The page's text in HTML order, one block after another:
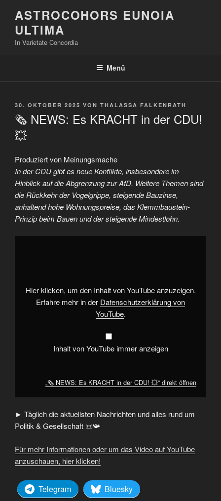
Inhalt
springen
ASTROCOHORS EUNOIA
ULTIMA
In Varietate Concordia
Menü
VERÖFFENTLICHT
AM
30. OKTOBER 2025 VON THALASSA FALKENRATH
🗞️ NEWS: Es KRACHT in der CDU!
💥
Produziert von Meinungsmache
In der CDU gibt es neue Konflikte, insbesondere im
Hinblick auf die Abgrenzung zur AfD. Weitere Themen sind
die Rückkehr der Vogelgrippe, steigende Bauzinse,
anhaltend hohe Wohnungspreise, das Klemmbaustein-
Prinzip beim Bauen und der steigende Mindestlohn.
„🗞️
von
YouTube
anzeigen
Hier klicken, um den Inhalt von YouTube anzuzeigen.
Erfahre mehr in der Datenschutzerklärung von
YouTube.
Inhalt von YouTube immer anzeigen
„🗞️ NEWS: Es KRACHT in der CDU! 💥“ direkt öffnen
► Täglich die aktuellsten Nachrichten und alles rund um
Politik & Gesellschaft 📜📯
Für mehr Informationen oder um das Video auf YouTube
anzuschauen, hier klicken!
Telegram
Bluesky